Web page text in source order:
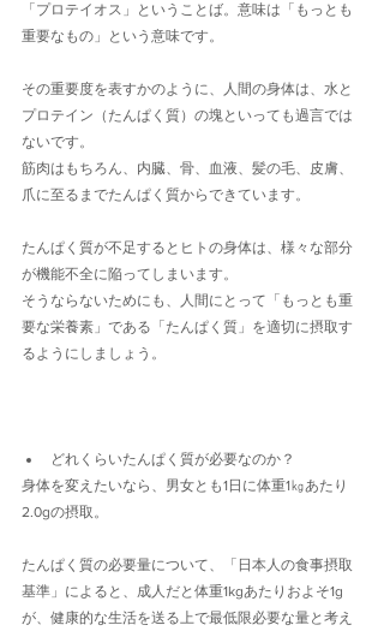
「プロテイオス」ということば。意味は「もっとも
重要なもの」という意味です。
その重要度を表すかのように、人間の身体は、水と
プロテイン（たんぱく質）の塊といっても過言では
ないです。
筋肉はもちろん、内臓、骨、血液、髪の毛、皮膚、
爪に至るまでたんぱく質からできています。
たんぱく質が不足するとヒトの身体は、様々な部分
が機能不全に陥ってしまいます。
そうならないためにも、人間にとって「もっとも重
要な栄養素」である「たんぱく質」を適切に摂取す
るようにしましょう。
どれくらいたんぱく質が必要なのか？
身体を変えたいなら、男女とも1日に体重1㎏あたり
2.0gの摂取。
たんぱく質の必要量について、「日本人の食事摂取
基準」によると、成人だと体重1kgあたりおよそ1g
が、健康的な生活を送る上で最低限必要な量と考え